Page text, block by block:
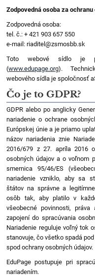
Zodpovedná osoba za
Zodpovedná osoba:
tel. č.: + 421 903 657 550
e-mail: riaditel@zsmosbb.sk
Toto webové sídlo je
(www.edupage.org).
webového sídla je spoločnosť
Čo je to GDPR?
GDPR alebo po anglicky
nariadenie o ochrane
Európskej únie a je priamo
názov nariadenia znie
2016/679 z 27. apríla 2016
osobných údajov a o voľnom
smernica 95/46/ES
nariadenie vzniklo, aby sa
štátov na správne a
osôb tak, aby platilo v
všeobecné povinnosti,
zapojení do spracúvania
Nariadenie reguluje voľný tok
stanovuje, čo všetko spadá
spod ochrany osobných údajov.
EduPage postupuje pri
nariadením.